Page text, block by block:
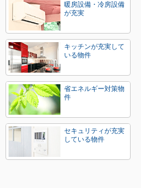
暖房設備・冷房設備
が充実
キッチンが充実して
いる物件
省エネルギー対策物
件
セキュリティが充実
している物件